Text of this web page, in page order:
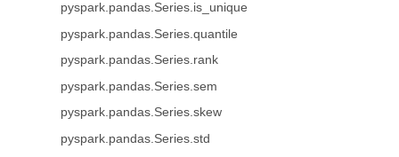
pyspark.pandas.Series.is_unique
pyspark.pandas.Series.quantile
pyspark.pandas.Series.rank
pyspark.pandas.Series.sem
pyspark.pandas.Series.skew
pyspark.pandas.Series.std